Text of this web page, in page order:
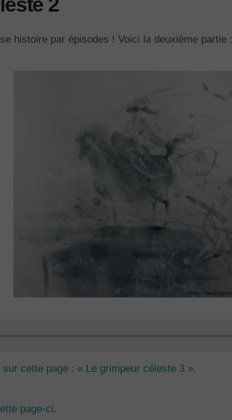
2
histoire par épisodes ! Voici la deuxième partie :
sur cette page : « Le grimpeur céleste 3 ».
page-ci.